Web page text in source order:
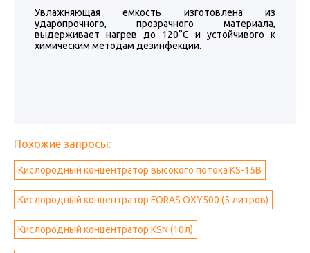
Увлажняющая емкость изготовлена из
ударопрочного, прозрачного материала,
выдерживает нагрев до 120°С и устойчивого к
химическим методам дезинфекции.
Похожие запросы:
Кислородный концентратор высокого потока KS-15B
Кислородный концентратор FORAS OXY500 (5 литров)
Кислородный концентратор KSN (10л)